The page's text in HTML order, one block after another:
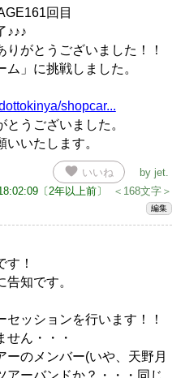
回目
♪♪♪
りがとうございました！！
」に挑戦しました。
shopcar...
うございました。
いたします。
favorite いいね by jet
〔2年以上前〕
＜168文字＞
編集
す！
知です。
セッションを行います！！
せん・・・
ーのメンバー(いや、天野月
アーバンドか？・・・同じ